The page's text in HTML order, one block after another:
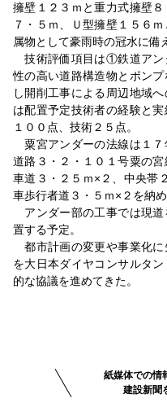
擁壁１２３ｍと重力式擁壁
７・５ｍ、Ｕ型擁壁１５６
属物として豪雨時の冠水に備
技術評価項目は①鉄道アン
性の高い道路構造物とポン
し開削工事による周辺地域
は配置予定技術者の経験と
１００点、技術２５点。
粟宮アンダーの法線は１７
道路３・２・１０１号粟の
車道３・２５ｍ×２、中央帯
車歩行者道３・５ｍ×２を納め
アンダー部の工事では現道
置する予定。
都市計画の変更や事業化に
を大日本ダイヤコンサルタ
的な協議を進めてきた。
紙媒体での情
建設新聞